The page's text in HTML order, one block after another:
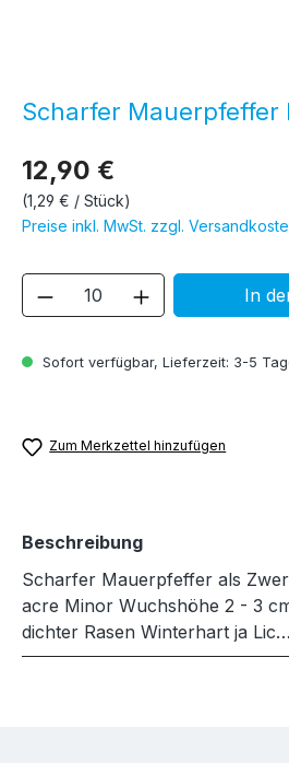
Scharfer Mauerpfeffer
12,90 €
(1,29 € / Stück)
Preise inkl. MwSt. zzgl.
Sofort verfügbar, Lieferzeit: 3-5
Produkt Anzahl: Gib
In
Zum Merkzettel hinzufügen
Beschreibung
Scharfer Mauerpfeffer als
acre Minor Wuchshöhe 2 - 3
dichter Rasen Winterhart ja Lic…